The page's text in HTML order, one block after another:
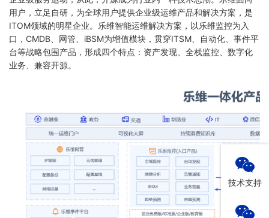
技术支持
用户，立足自研，为全球用户提供企业级运维产品和解决方案，是
ITOM领域的明星企业。乐维智能运维解决方案，以乐维监控为入
口，CMDB、网管、iBSM为增值模块，贯穿ITSM、自动化、事件平
台等战略包围产品，形成四个特点：资产发现、全栈监控、数字化
业务、兼容开源。